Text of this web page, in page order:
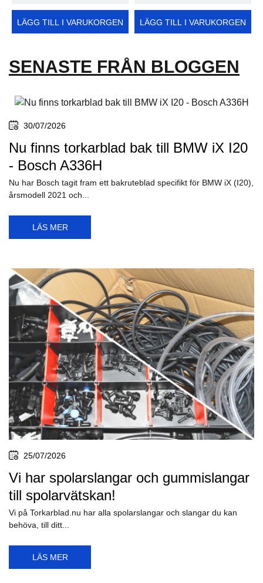
LÄGG TILL I VARUKORGEN LÄGG TILL I VARUKORGEN
SENASTE FRÅN BLOGGEN
30/07/2026
Nu finns torkarblad bak till BMW iX I20
- Bosch A336H
Nu har Bosch tagit fram ett bakruteblad specifikt för BMW iX (I20),
årsmodell 2021 och...
LÄS MER
25/07/2026
Vi har spolarslangar och gummislangar
till spolarvätskan!
Vi på Torkarblad.nu har alla spolarslangar och slangar du kan
behöva, till ditt...
LÄS MER